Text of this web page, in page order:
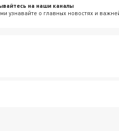
на наши каналы
узнавайте о главных новостях и